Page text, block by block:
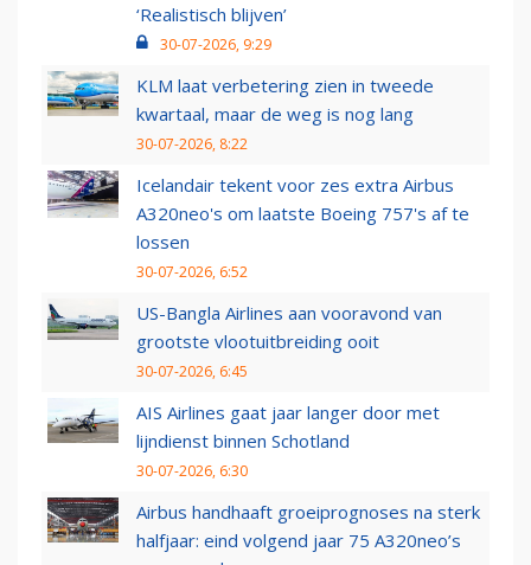
‘Realistisch blijven’
30-07-2026, 9:29
KLM laat verbetering zien in tweede
kwartaal, maar de weg is nog lang
30-07-2026, 8:22
Icelandair tekent voor zes extra Airbus
A320neo's om laatste Boeing 757's af te
lossen
30-07-2026, 6:52
US-Bangla Airlines aan vooravond van
grootste vlootuitbreiding ooit
30-07-2026, 6:45
AIS Airlines gaat jaar langer door met
lijndienst binnen Schotland
30-07-2026, 6:30
Airbus handhaaft groeiprognoses na sterk
halfjaar: eind volgend jaar 75 A320neo’s